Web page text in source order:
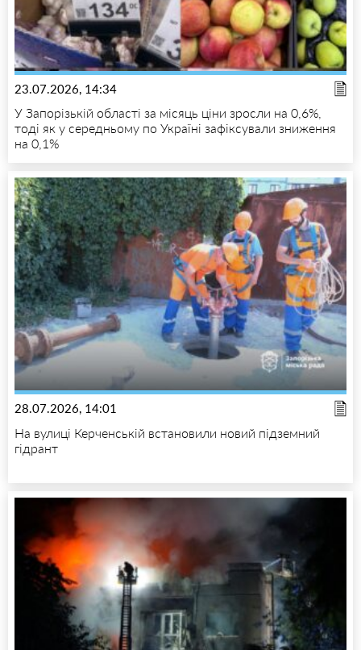
23.07.2026, 14:34
У Запорізькій області за місяць ціни зросли на 0,6%,
тоді як у середньому по Україні зафіксували зниження
на 0,1%
28.07.2026, 14:01
На вулиці Керченській встановили новий підземний
гідрант